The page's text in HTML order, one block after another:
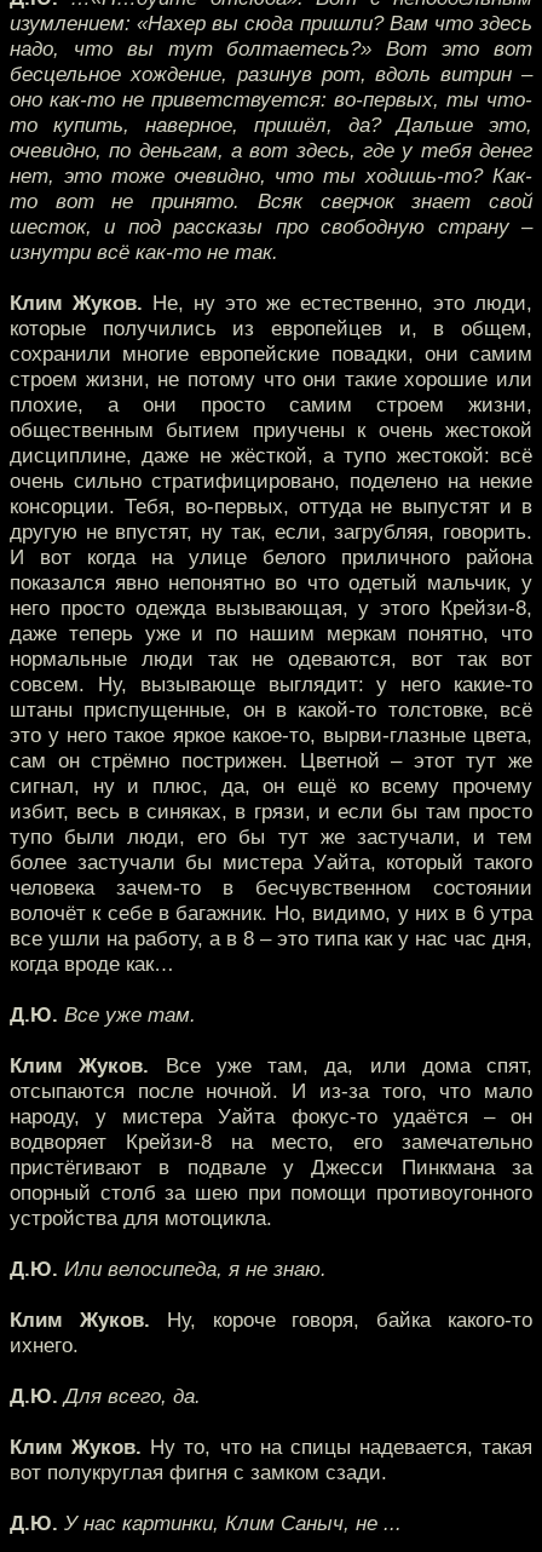
изумлением: «Нахер вы сюда пришли? Вам что здесь
надо, что вы тут болтаетесь?» Вот это вот
бесцельное хождение, разинув рот, вдоль витрин –
оно как-то не приветствуется: во-первых, ты что-
то купить, наверное, пришёл, да? Дальше это,
очевидно, по деньгам, а вот здесь, где у тебя денег
нет, это тоже очевидно, что ты ходишь-то? Как-
то вот не принято. Всяк сверчок знает свой
шесток, и под рассказы про свободную страну –
изнутри всё как-то не так.
Клим Жуков. Не, ну это же естественно, это люди,
которые получились из европейцев и, в общем,
сохранили многие европейские повадки, они самим
строем жизни, не потому что они такие хорошие или
плохие, а они просто самим строем жизни,
общественным бытием приучены к очень жестокой
дисциплине, даже не жёсткой, а тупо жестокой: всё
очень сильно стратифицировано, поделено на некие
консорции. Тебя, во-первых, оттуда не выпустят и в
другую не впустят, ну так, если, загрубляя, говорить.
И вот когда на улице белого приличного района
показался явно непонятно во что одетый мальчик, у
него просто одежда вызывающая, у этого Крейзи-8,
даже теперь уже и по нашим меркам понятно, что
нормальные люди так не одеваются, вот так вот
совсем. Ну, вызывающе выглядит: у него какие-то
штаны приспущенные, он в какой-то толстовке, всё
это у него такое яркое какое-то, вырви-глазные цвета,
сам он стрёмно пострижен. Цветной – этот тут же
сигнал, ну и плюс, да, он ещё ко всему прочему
избит, весь в синяках, в грязи, и если бы там просто
тупо были люди, его бы тут же застучали, и тем
более застучали бы мистера Уайта, который такого
человека зачем-то в бесчувственном состоянии
волочёт к себе в багажник. Но, видимо, у них в 6 утра
все ушли на работу, а в 8 – это типа как у нас час дня,
когда вроде как…
Д.Ю. Все уже там.
Клим Жуков. Все уже там, да, или дома спят,
отсыпаются после ночной. И из-за того, что мало
народу, у мистера Уайта фокус-то удаётся – он
водворяет Крейзи-8 на место, его замечательно
пристёгивают в подвале у Джесси Пинкмана за
опорный столб за шею при помощи противоугонного
устройства для мотоцикла.
Д.Ю. Или велосипеда, я не знаю.
Клим Жуков. Ну, короче говоря, байка какого-то
ихнего.
Д.Ю. Для всего, да.
Клим Жуков. Ну то, что на спицы надевается, такая
вот полукруглая фигня с замком сзади.
Д.Ю. У нас картинки, Клим Саныч, не ...